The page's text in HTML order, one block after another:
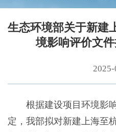
生态环境部关于新建
境影响评价文
根据建设项目环境影响
定，我部拟对新建上海至